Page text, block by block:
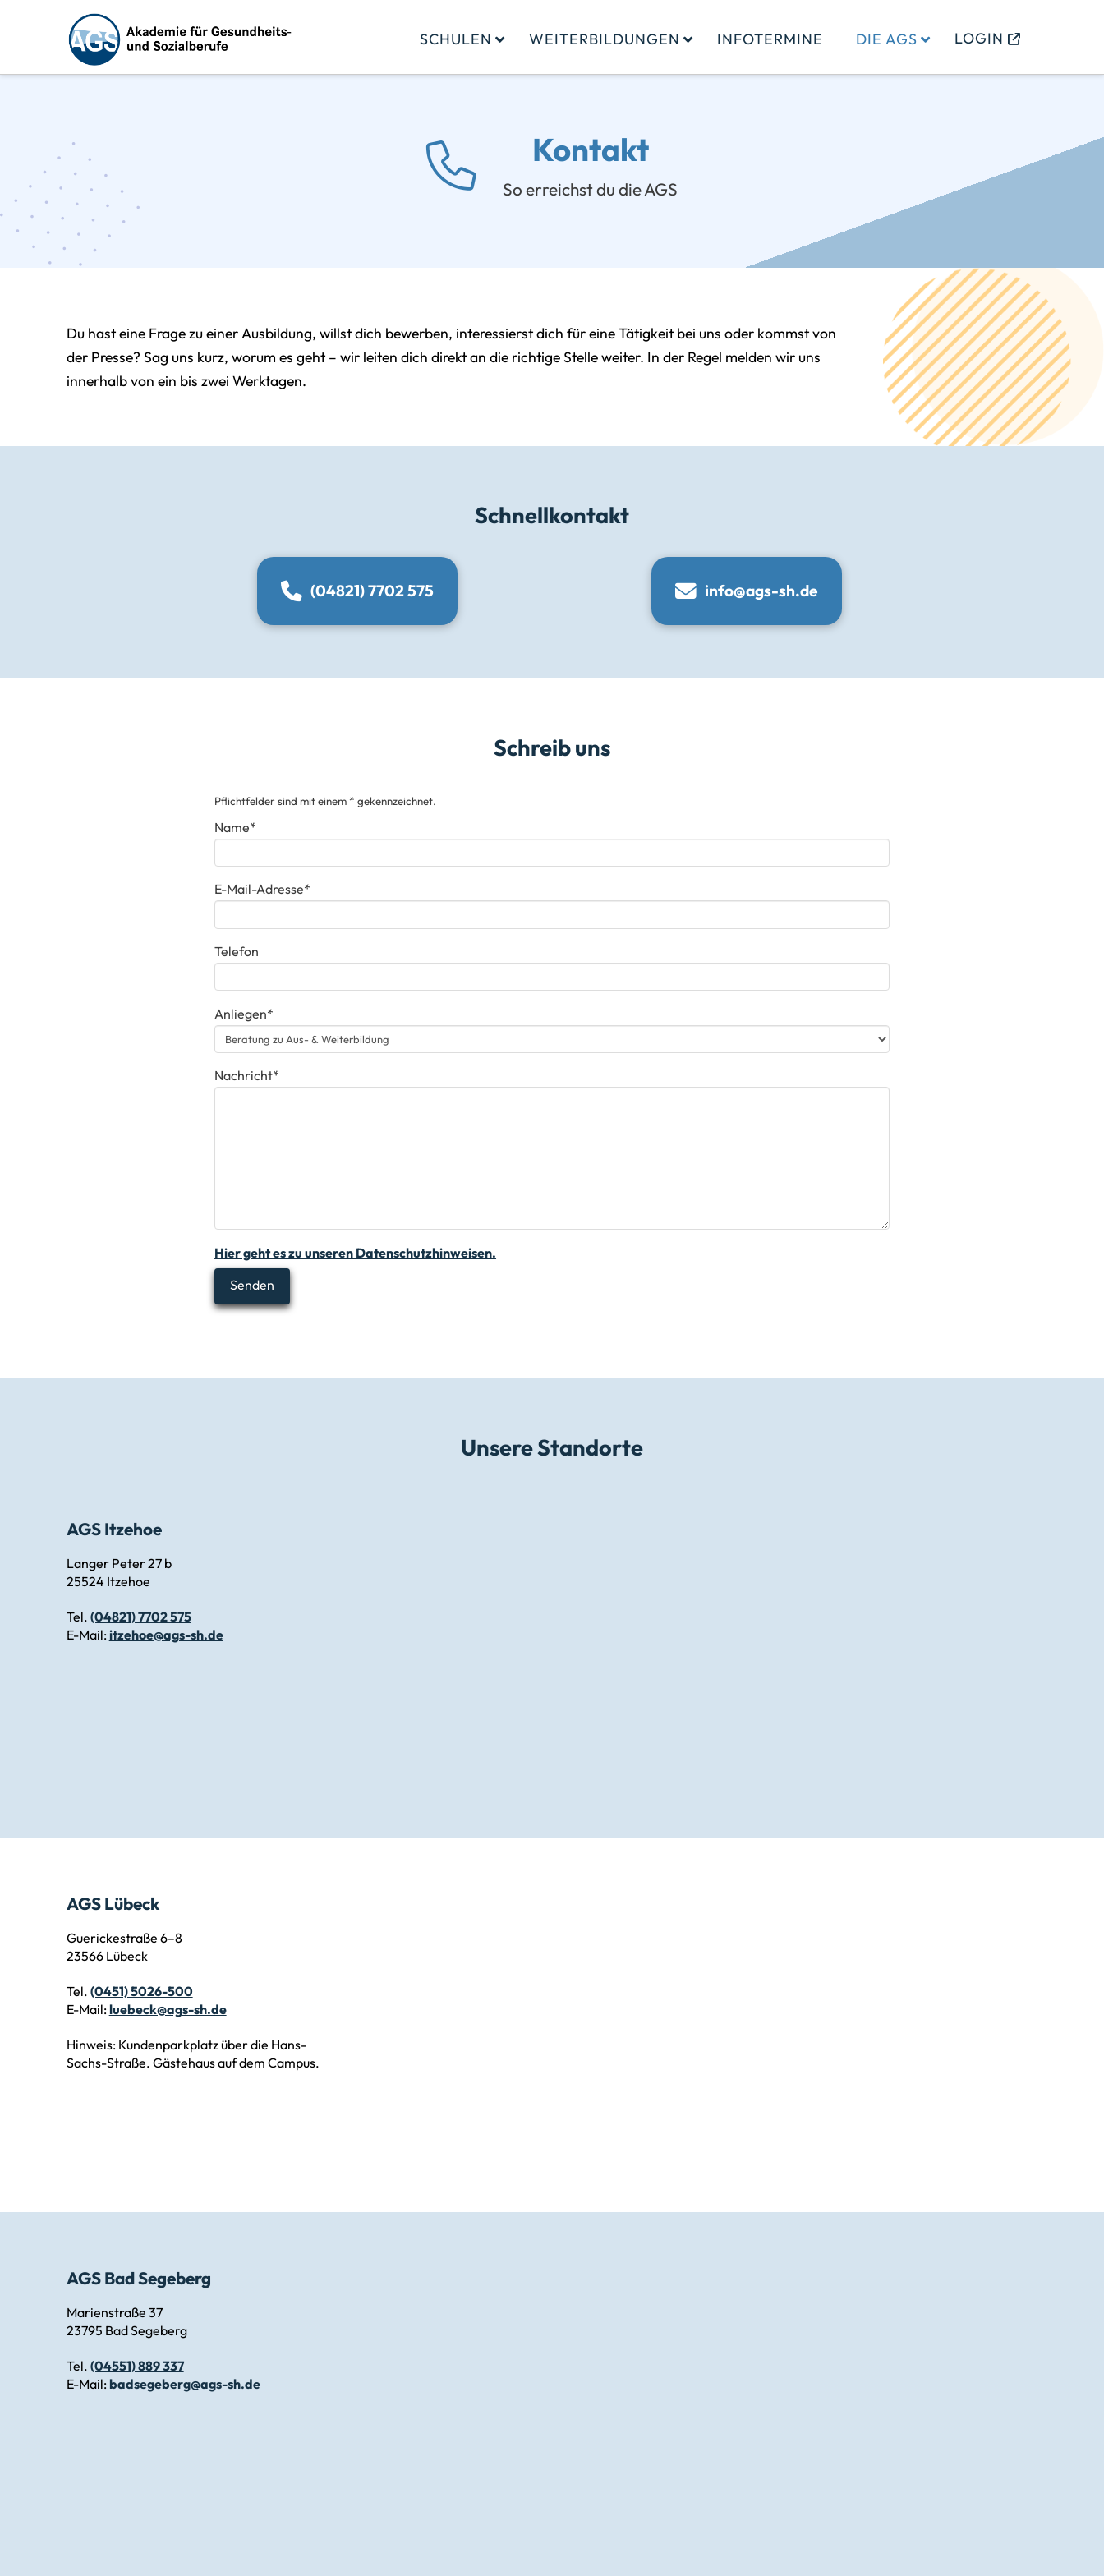
SCHULEN WEITERBILDUNGEN INFOTERMINE DIE AGS LOGIN
Kontakt
So erreichst du die AGS
Du hast eine Frage zu einer Ausbildung, willst dich bewerben, interessierst dich für eine Tätigkeit bei uns oder kommst von
der Presse? Sag uns kurz, worum es geht – wir leiten dich direkt an die richtige Stelle weiter. In der Regel melden wir uns
innerhalb von ein bis zwei Werktagen.
Schnellkontakt
(04821) 7702 575 info@ags-sh.de
Schreib uns
Pflichtfelder sind mit einem * gekennzeichnet.
Name*
E-Mail-Adresse*
Telefon
Anliegen*
Nachricht*
Hier geht es zu unseren Datenschutzhinweisen.
Unsere Standorte
AGS Itzehoe
Langer Peter 27 b
25524 Itzehoe
Tel. (04821) 7702 575
E-Mail:itzehoe@ags-sh.de
AGS Lübeck
Guerickestraße 6–8
23566 Lübeck
Tel. (0451) 5026-500
E-Mail:luebeck@ags-sh.de
Hinweis: Kundenparkplatz über die Hans-
Sachs-Straße. Gästehaus auf dem Campus.
AGS Bad Segeberg
Marienstraße 37
23795 Bad Segeberg
Tel. (04551) 889 337
E-Mail:badsegeberg@ags-sh.de